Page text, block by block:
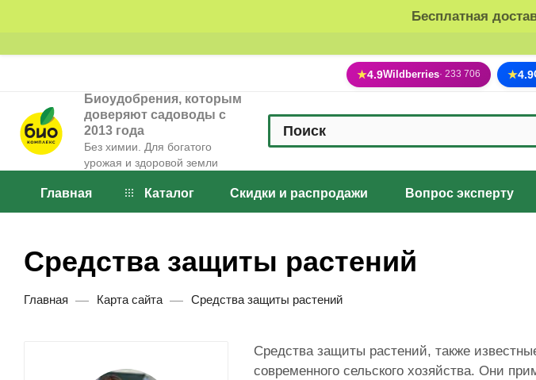
Бесплатная
★4.9Wildberries· 233 706 ★4.9
Биоудобрения, которым
доверяют садоводы с
2013 года
Без химии. Для богатого
урожая и здоровой земли
Главная Каталог Скидки и распродажи Вопрос эксперту
Средства защиты растений
Главная — Карта сайта — Средства защиты растений
Средства защиты растений, также
современного сельского хозяйства. Они